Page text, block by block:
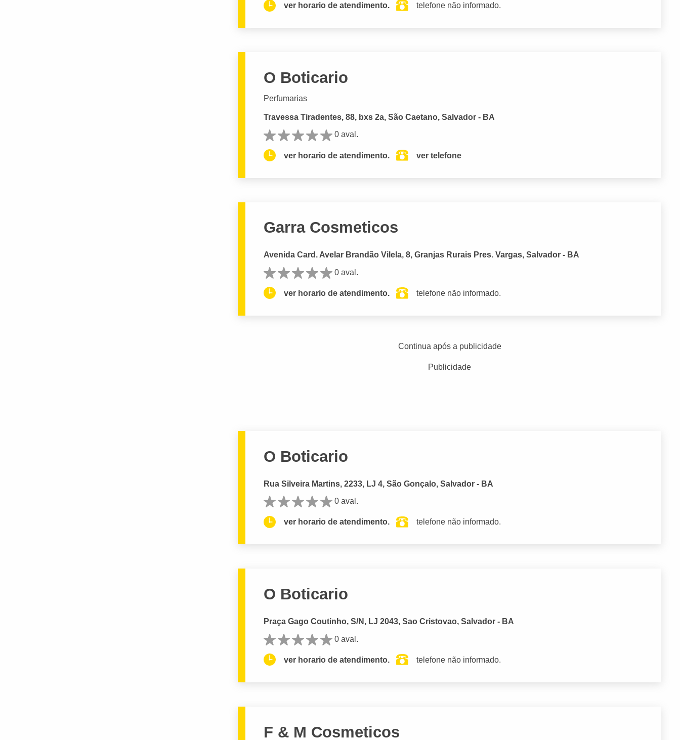
ver horario de atendimento. telefone não informado.
O Boticario
Perfumarias
Travessa Tiradentes, 88, bxs 2a, São Caetano, Salvador - BA
0 aval.
ver horario de atendimento. ver telefone
Garra Cosmeticos
Avenida Card. Avelar Brandão Vilela, 8, Granjas Rurais Pres. Vargas, Salvador - BA
0 aval.
ver horario de atendimento. telefone não informado.
Continua após a publicidade
Publicidade
O Boticario
Rua Silveira Martins, 2233, LJ 4, São Gonçalo, Salvador - BA
0 aval.
ver horario de atendimento. telefone não informado.
O Boticario
Praça Gago Coutinho, S/N, LJ 2043, Sao Cristovao, Salvador - BA
0 aval.
ver horario de atendimento. telefone não informado.
F & M Cosmeticos